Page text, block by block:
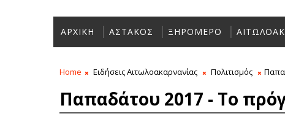
ΑΡΧΙΚΗ ΑΣΤΑΚΟΣ ΞΗΡΟΜΕΡΟ
Home Ειδήσεις Αιτωλοακαρνανίας Πολιτισμός
Παπαδάτου 2017 - Το